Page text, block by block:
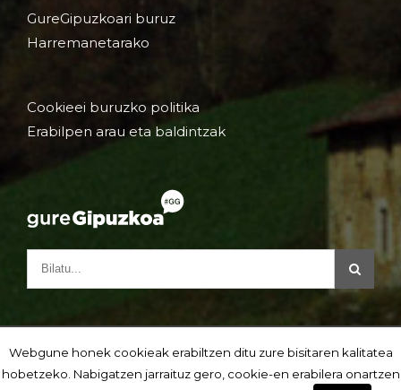
GureGipuzkoari buruz
Harremanetarako
Cookieei buruzko politika
Erabilpen arau eta baldintzak
Webgune honek cookieak erabiltzen ditu zure bisitaren kalitatea
hobetzeko. Nabigatzen jarraituz gero, cookie-en erabilera onartzen